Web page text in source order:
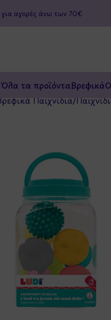
αγορές άνω των 70€
Όλα τα προϊόνταΒρεφικά
Παιχνίδια/